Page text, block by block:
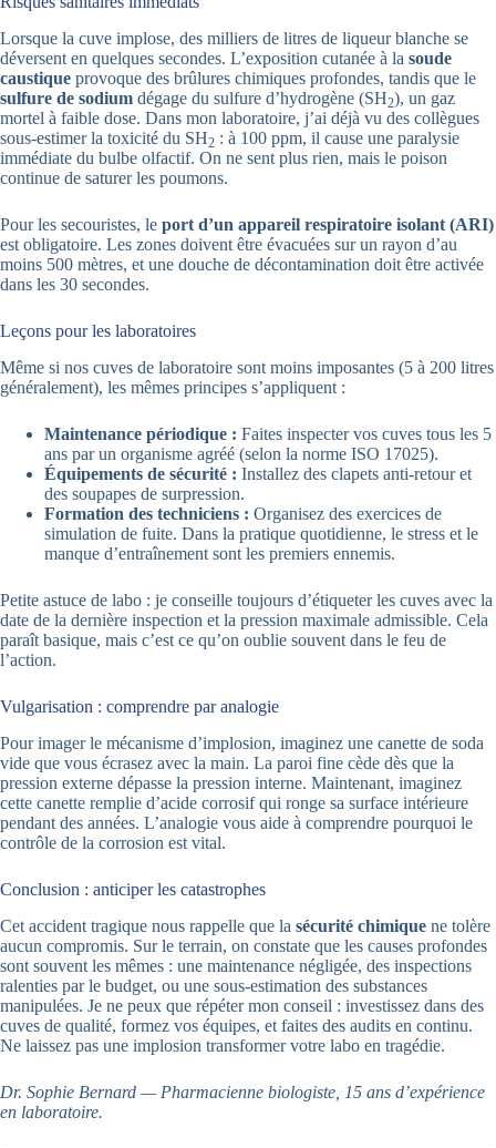
Lorsque la cuve implose, des milliers de litres de liqueur blanche se
déversent en quelques secondes. L’exposition cutanée à la soude
caustique provoque des brûlures chimiques profondes, tandis que le
sulfure de sodium dégage du sulfure d’hydrogène (SH2), un gaz
mortel à faible dose. Dans mon laboratoire, j’ai déjà vu des collègues
sous-estimer la toxicité du SH2 : à 100 ppm, il cause une paralysie
immédiate du bulbe olfactif. On ne sent plus rien, mais le poison
continue de saturer les poumons.
Pour les secouristes, le port d’un appareil respiratoire isolant (ARI)
est obligatoire. Les zones doivent être évacuées sur un rayon d’au
moins 500 mètres, et une douche de décontamination doit être activée
dans les 30 secondes.
Leçons pour les laboratoires
Même si nos cuves de laboratoire sont moins imposantes (5 à 200 litres
généralement), les mêmes principes s’appliquent :
Maintenance périodique : Faites inspecter vos cuves tous les 5
ans par un organisme agréé (selon la norme ISO 17025).
Équipements de sécurité : Installez des clapets anti-retour et
des soupapes de surpression.
Formation des techniciens : Organisez des exercices de
simulation de fuite. Dans la pratique quotidienne, le stress et le
manque d’entraînement sont les premiers ennemis.
Petite astuce de labo : je conseille toujours d’étiqueter les cuves avec la
date de la dernière inspection et la pression maximale admissible. Cela
paraît basique, mais c’est ce qu’on oublie souvent dans le feu de
l’action.
Vulgarisation : comprendre par analogie
Pour imager le mécanisme d’implosion, imaginez une canette de soda
vide que vous écrasez avec la main. La paroi fine cède dès que la
pression externe dépasse la pression interne. Maintenant, imaginez
cette canette remplie d’acide corrosif qui ronge sa surface intérieure
pendant des années. L’analogie vous aide à comprendre pourquoi le
contrôle de la corrosion est vital.
Conclusion : anticiper les catastrophes
Cet accident tragique nous rappelle que la sécurité chimique ne tolère
aucun compromis. Sur le terrain, on constate que les causes profondes
sont souvent les mêmes : une maintenance négligée, des inspections
ralenties par le budget, ou une sous-estimation des substances
manipulées. Je ne peux que répéter mon conseil : investissez dans des
cuves de qualité, formez vos équipes, et faites des audits en continu.
Ne laissez pas une implosion transformer votre labo en tragédie.
Dr. Sophie Bernard — Pharmacienne biologiste, 15 ans d’expérience
en laboratoire.